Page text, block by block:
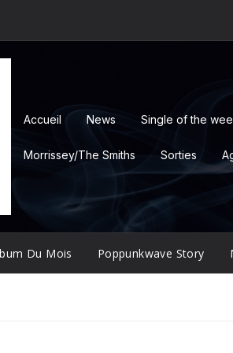
Accueil News Single of the
Morrissey/The Smiths Sorties
Du Mois Poppunkwave Story